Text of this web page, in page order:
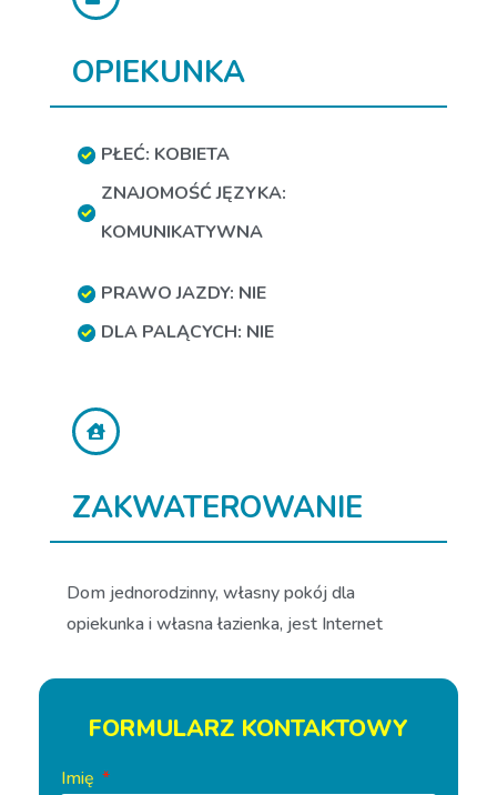
OPIEKUNKA
PŁEĆ: KOBIETA
ZNAJOMOŚĆ JĘZYKA:
KOMUNIKATYWNA
PRAWO JAZDY: NIE
DLA PALĄCYCH: NIE
ZAKWATEROWANIE
Dom jednorodzinny, własny pokój dla
opiekunka i własna łazienka, jest Internet
FORMULARZ KONTAKTOWY
Imię